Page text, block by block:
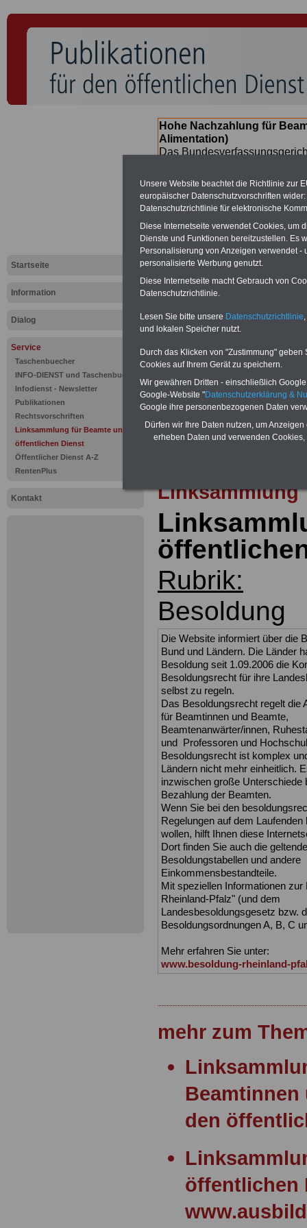
Startseite
Information
Dialog
Service
Taschenbuecher
INFO-DIENST und Taschenbuch
Infodienst - Newsletter
Publikationen
Rechtsvorschriften
Linksammlung für Beamte und den
öffentlichen Dienst
Öffentlicher Dienst A-Z
RentenPlus
Kontakt
Hohe Nachzahlung für
Alimentation)
Das
Neuregelung der Besoldung
(Beamte &
Nachzahlungen
SERVICE gibt hierzu eine
dem Beschluss des
wird (im II. Quartal.2026) >>>
rheinland-
...
Linksammlung
Rubrik:
Besoldung
Die Website informiert über die
Bund und Ländern. Die Länder
Besoldung seit 1.09.2006 die
Besoldungsrecht für ihre
selbst zu regeln.
Das Besoldungsrecht regelt die
für Beamtinnen und Beamte,
Beamtenanwärter/innen,
und Professoren und
Besoldungsrecht ist komplex
Ländern nicht mehr einheitlich.
inzwischen große Unterschiede
Bezahlung der Beamten.
Wenn Sie bei den
Regelungen auf dem Laufenden
wollen, hilft Ihnen diese
Dort finden Sie auch die
Besoldungstabellen und andere
Einkommensbestandteile.
Mit speziellen Informationen zur
Rheinland-Pfalz" (und dem
Landesbesoldungsgesetz bzw.
Besoldungsordnungen A, B, C
Mehr erfahren Sie unter:
www.besoldung-rheinland-
mehr zum
Beamtinnen
den
öffentlichen
Unsere Website beachtet die Richtlinie zur
europäischer Datenschutzvorschriften
Datenschutzrichtlinie für elektronische
Diese Internetseite verwendet Cookies, um
Dienste und Funktionen bereitzustellen. Es
Personalisierung von Anzeigen verwendet
personalisierte Werbung genutzt.
Diese Internetseite macht Gebrauch von
Datenschutzrichtlinie.
Lesen Sie bitte unsere Datenschutzrichtlinie
und lokalen Speicher nutzt.
Durch das Klicken von "Zustimmung"
Cookies auf Ihrem Gerät zu speichern.
Wir gewähren Dritten - einschließlich
Google-Website "Datenschutzerklärung &
Google ihre personenbezogenen Daten
Dürfen wir Ihre Daten nutzen, um
erheben Daten und verwenden